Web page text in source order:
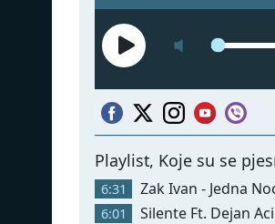
Playlist, Koje su se
6:31 Zak Ivan - Jedna
6:01 Silente Ft. Dejan Acimovic -